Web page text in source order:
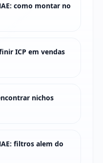
como montar no
ICP em vendas
nichos
filtros alem do